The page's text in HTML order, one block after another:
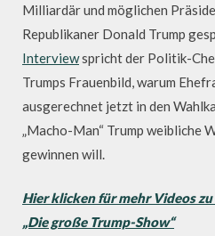
Milliardär und möglichen
Republikaner Donald Trump
Interviewspricht der Politik-
Trumps Frauenbild, warum
ausgerechnet jetzt in den
„Macho-Man“ Trump weibliche
gewinnen will.
Hier klicken für mehr Videos
„Die große Trump-Show“